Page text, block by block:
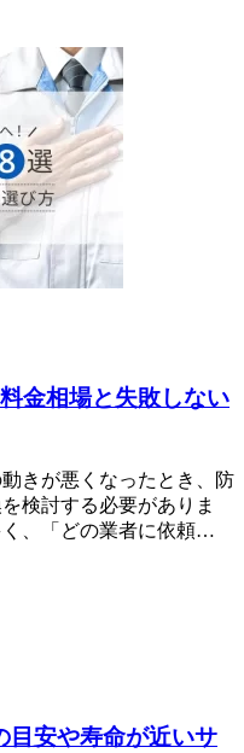
金相場と失敗しない
きが悪くなったとき、防
検討する必要がありま
、「どの業者に依頼…
目安や寿命が近いサ